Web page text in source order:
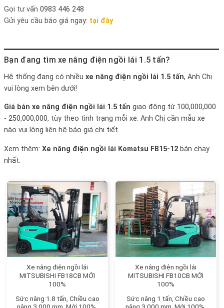
Gọi tư vấn 0983 446 248
Gửi yêu cầu báo giá ngay: tại đây
Bạn đang tìm xe nâng điện ngồi lái 1.5 tấn?
Hệ thống đang có nhiều xe nâng điện ngồi lái 1.5 tấn, Anh Chị
vui lòng xem bên dưới!
Giá bán xe nâng điện ngồi lái 1.5 tấn giao động từ 100,000,000
- 250,000,000, tùy theo tình trạng mỗi xe. Anh Chị cần mẫu xe
nào vui lòng liên hệ báo giá chi tiết.
Xem thêm: Xe nâng điện ngồi lái Komatsu FB15-12 bán chạy
nhất.
Xe nâng điện ngồi lái
MITSUBISHI FB18CB MỚI
100%
Sức nâng 1.8 tấn, Chiều cao
Xe nâng điện ngồi lái
MITSUBISHI FB10CB MỚI
100%
Sức nâng 1 tấn, Chiều cao